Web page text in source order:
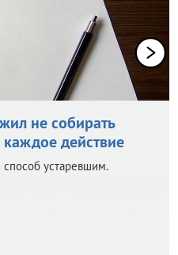
не собирать
действие
способ устаревшим.